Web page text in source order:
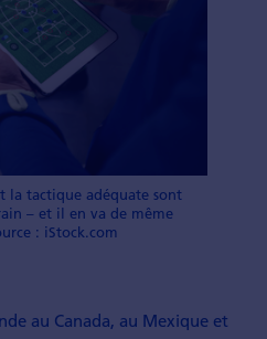
la tactique adéquate sont
– et il en va de même
: iStock.com
au Canada, au Mexique et